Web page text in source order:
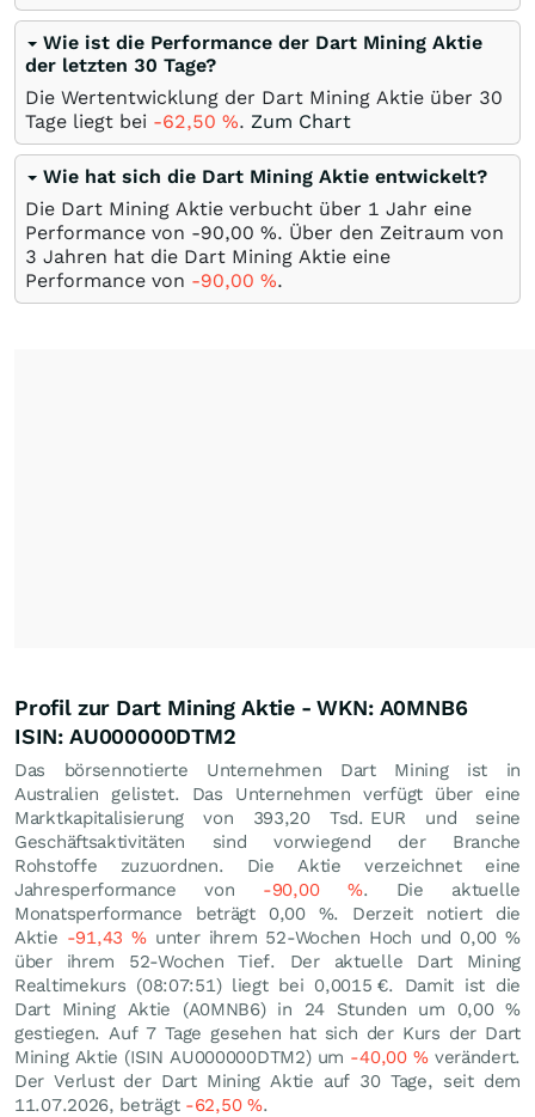
Wie ist die Performance der Dart Mining Aktie
der letzten 30 Tage?
Die Wertentwicklung der Dart Mining Aktie über 30
Tage liegt bei -62,50 %. Zum Chart
Wie hat sich die Dart Mining Aktie entwickelt?
Die Dart Mining Aktie verbucht über 1 Jahr eine
Performance von -90,00 %. Über den Zeitraum von
3 Jahren hat die Dart Mining Aktie eine
Performance von -90,00 %.
Profil zur Dart Mining Aktie - WKN: A0MNB6
ISIN: AU000000DTM2
Das börsennotierte Unternehmen Dart Mining ist in
Australien gelistet. Das Unternehmen verfügt über eine
Marktkapitalisierung von 393,20 Tsd. EUR und seine
Geschäftsaktivitäten sind vorwiegend der Branche
Rohstoffe zuzuordnen. Die Aktie verzeichnet eine
Jahresperformance von -90,00 %. Die aktuelle
Monatsperformance beträgt 0,00 %. Derzeit notiert die
Aktie -91,43%unter ihrem 52-Wochen Hoch und 0,00%
über ihrem 52-Wochen Tief. Der aktuelle Dart Mining
Realtimekurs (08:07:51) liegt bei 0,0015 €. Damit ist die
Dart Mining Aktie (A0MNB6) in 24 Stunden um 0,00%
gestiegen. Auf 7 Tage gesehen hat sich der Kurs der Dart
Mining Aktie (ISIN AU000000DTM2) um -40,00 %verändert.
Der Verlust der Dart Mining Aktie auf 30 Tage, seit dem
11.07.2026, beträgt -62,50 %.